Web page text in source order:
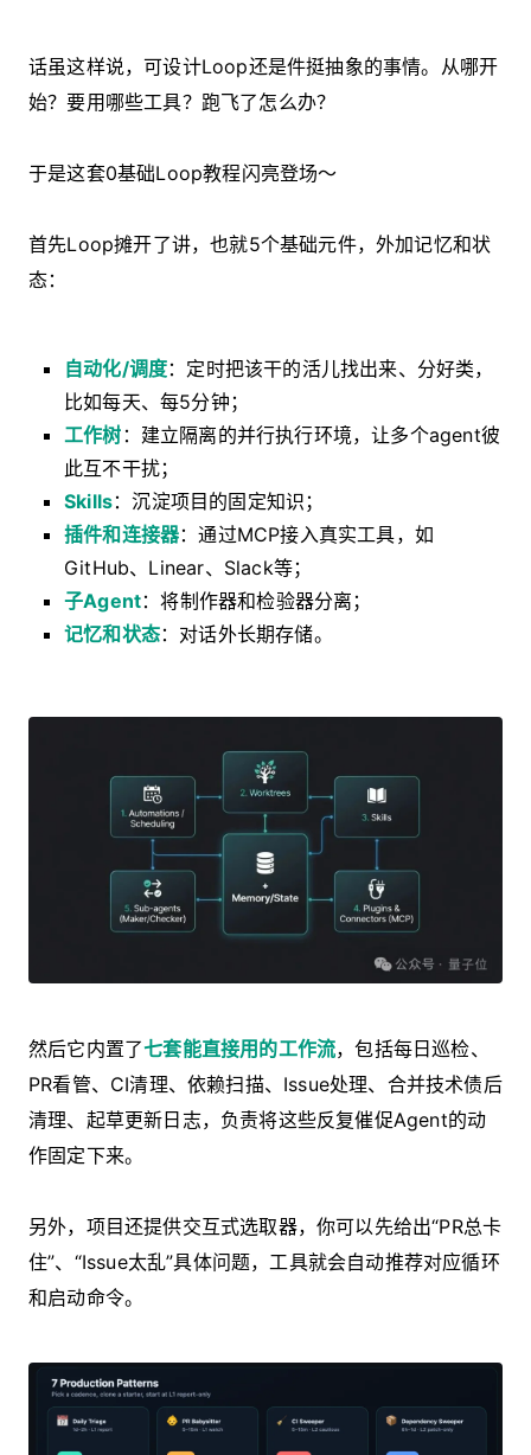
话虽这样说，可设计Loop还是件挺抽象的事情。从哪开
始？要用哪些工具？跑飞了怎么办？
于是这套0基础Loop教程闪亮登场～
首先Loop摊开了讲，也就5个基础元件，外加记忆和状
态：
自动化/调度：定时把该干的活儿找出来、分好类，
比如每天、每5分钟；
工作树 ：建立隔离的并行执行环境，让多个agent彼
此互不干扰；
Skills：沉淀项目的固定知识；
插件和连接器：通过MCP接入真实工具，如
GitHub、Linear、Slack等；
子Agent：将制作器和检验器分离；
记忆和状态：对话外长期存储。
然后它内置了七套能直接用的工作流，包括每日巡检、
PR看管、CI清理、依赖扫描、Issue处理、合并技术债后
清理、起草更新日志，负责将这些反复催促Agent的动
作固定下来。
另外，项目还提供交互式选取器，你可以先给出“PR总卡
住”、“Issue太乱”具体问题，工具就会自动推荐对应循环
和启动命令。